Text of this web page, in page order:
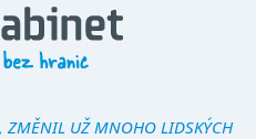
ZMĚNIL UŽ MNOHO LIDSKÝCH